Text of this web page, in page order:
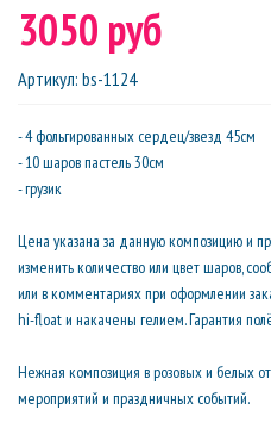
3050 руб
Артикул: bs-1124
- 4 фольгированных сердец/звезд 45см
- 10 шаров пастель 30см
- грузик
Цена указана за данную композицию и
изменить количество или цвет шаров,
или в комментариях при оформлении
hi-float и накачены гелием. Гарантия
Нежная композиция в розовых и белых
мероприятий и праздничных событий.